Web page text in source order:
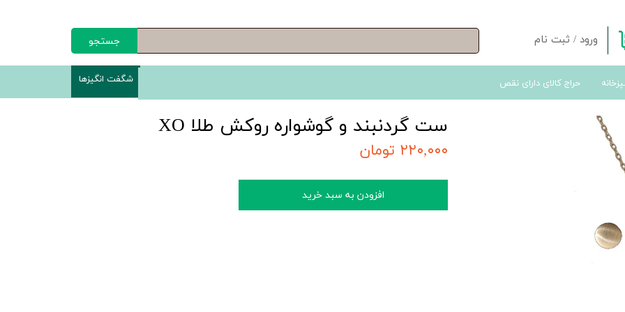
ورود / ثبت نام
تغییر گذر واژه
جستجو
حراج کالای دارای نقص شگفت انگیزها
ست گردنبند و گوشواره روکش طلا XO
۲۲۰,۰۰۰ تومان
افزودن به سبد خرید